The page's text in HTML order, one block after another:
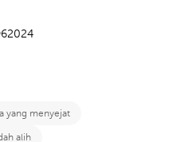
yang menyejat
alih